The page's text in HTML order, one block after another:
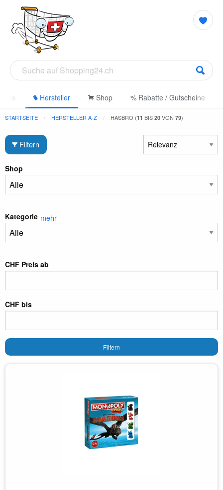
Hersteller Shop % Rabatte / Gutscheine
STARTSEITE HERSTELLER A-Z HASBRO (11 BIS 20 VON 79)
Filtern
Shop
Kategorie mehr
CHF Preis ab
CHF bis
Filtern